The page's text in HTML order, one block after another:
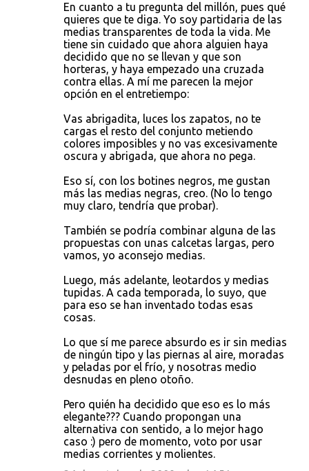
En cuanto a tu pregunta del millón, pues qué
quieres que te diga. Yo soy partidaria de las
medias transparentes de toda la vida. Me
tiene sin cuidado que ahora alguien haya
decidido que no se llevan y que son
horteras, y haya empezado una cruzada
contra ellas. A mí me parecen la mejor
opción en el entretiempo:
Vas abrigadita, luces los zapatos, no te
cargas el resto del conjunto metiendo
colores imposibles y no vas excesivamente
oscura y abrigada, que ahora no pega.
Eso sí, con los botines negros, me gustan
más las medias negras, creo. (No lo tengo
muy claro, tendría que probar).
También se podría combinar alguna de las
propuestas con unas calcetas largas, pero
vamos, yo aconsejo medias.
Luego, más adelante, leotardos y medias
tupidas. A cada temporada, lo suyo, que
para eso se han inventado todas esas
cosas.
Lo que sí me parece absurdo es ir sin medias
de ningún tipo y las piernas al aire, moradas
y peladas por el frío, y nosotras medio
desnudas en pleno otoño.
Pero quién ha decidido que eso es lo más
elegante??? Cuando propongan una
alternativa con sentido, a lo mejor hago
caso :) pero de momento, voto por usar
medias corrientes y molientes.